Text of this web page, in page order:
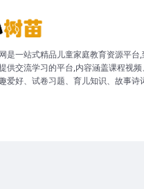
是一站式精品儿童家庭教育资源平台
供交流学习的平台,内容涵盖课程视
爱好、试卷习题、育儿知识、故事诗